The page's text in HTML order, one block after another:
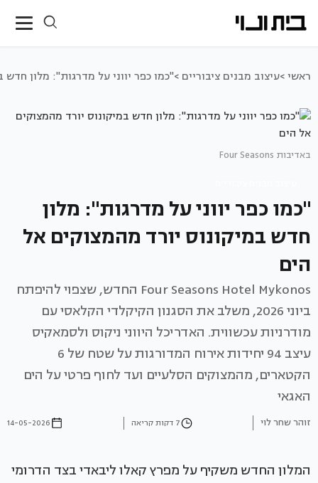
ראשי >עיצוב מבנים ציבוריים >"כמו כפר יווני על מדרגות": מלון
באדיבות Four Seasons
"כמו כפר יווני על מדרגות": מלון
חדש במיקונוס יורד מהמצוקים אל
הים
Four Seasons Hotel Mykonos החדש, שצפוי להיפתח
ביוני 2026, משלב את הסגנון הקיקלדי הקלאסי עם
מודרניות עכשווית. האדריכל היווני ניקוס ולסמאקיס
עיצב 94 יחידות אירוח המדורגות על שטח של 6
הקטארים, מהמצוקים הסלעיים ועד לחוף פרטי על הים
האגאי
זוהר שחר לוי 7 דקות קריאה 14-05-2026
המלון החדש משקיף על מפרץ קאלו ליבאדי בצד הדרומי